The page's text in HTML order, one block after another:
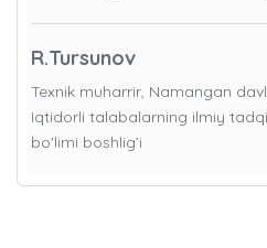
R.Tursunov
Texnik muharrir, Namangan
Iqtidorli talabalarning ilmiy
bo'limi boshlig’i